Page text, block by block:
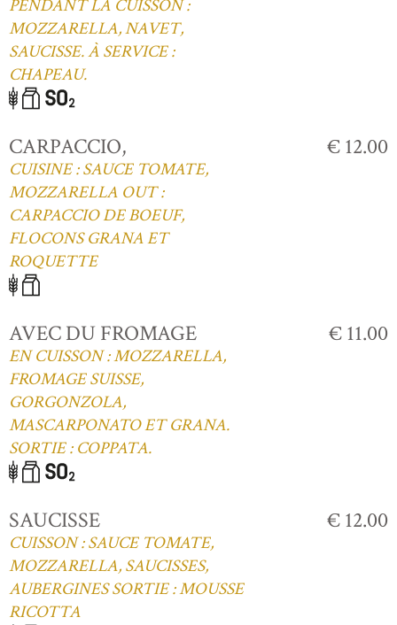
PENDANT LA CUISSON :
MOZZARELLA, NAVET,
SAUCISSE. À SERVICE :
CHAPEAU.
CARPACCIO,
CUISINE : SAUCE TOMATE,
MOZZARELLA OUT :
CARPACCIO DE BOEUF,
FLOCONS GRANA ET
ROQUETTE
€ 12.00
AVEC DU FROMAGE
EN CUISSON : MOZZARELLA,
FROMAGE SUISSE,
GORGONZOLA,
MASCARPONATO ET GRANA.
SORTIE : COPPATA.
€ 11.00
SAUCISSE
CUISSON : SAUCE TOMATE,
MOZZARELLA, SAUCISSES,
AUBERGINES SORTIE : MOUSSE
RICOTTA
€ 12.00